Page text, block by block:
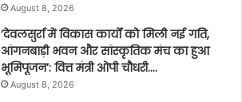
August 8, 2026
’देवलसुर्रा में विकास कार्यों को मिली नई गति,
आंगनबाड़ी भवन और सांस्कृतिक मंच का हुआ
भूमिपूजन’: वित्त मंत्री ओपी चौधरी….
August 8, 2026